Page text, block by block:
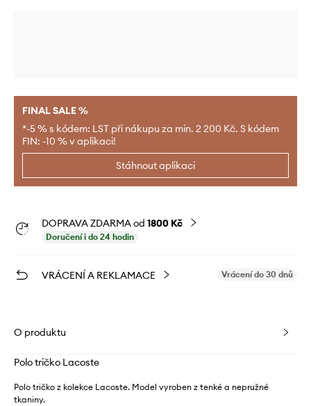
FINAL SALE %
*-5 % s kódem: LST při nákupu za min. 2 200 Kč. S kódem
FIN: -10 % v aplikaci!
Stáhnout aplikaci
DOPRAVA ZDARMA od 1800 Kč
Doručení i do 24 hodin
VRÁCENÍ A REKLAMACE Vrácení do 30 dnů
O produktu
Polo tričko Lacoste
Polo tričko z kolekce Lacoste. Model vyroben z tenké a nepružné
tkaniny.